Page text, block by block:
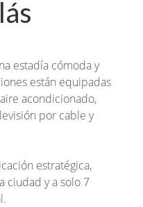
estadía cómoda y
están equipadas
acondicionado,
por cable y
estratégica,
ciudad y a solo 7